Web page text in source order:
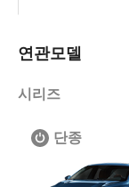
연관모델
시리즈
단종